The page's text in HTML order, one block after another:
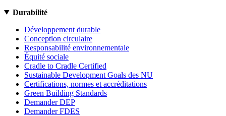
Durabilité
Développement durable
Conception circulaire
Responsabilité environnementale
Équité sociale
Cradle to Cradle Certified
Sustainable Development Goals des NU
Certifications, normes et accréditations
Green Building Standards
Demander DEP
Demander FDES